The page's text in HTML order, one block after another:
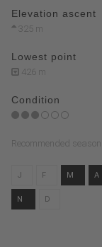
Elevation ascent
325 m
Lowest point
426 m
Condition
Recommended seasons
J F M A
N D